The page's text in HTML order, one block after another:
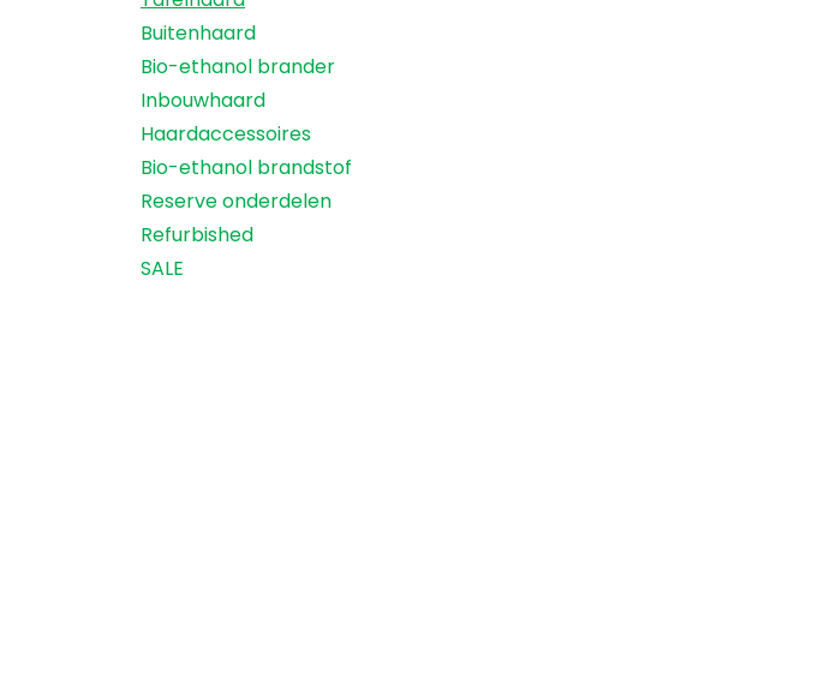
Buitenhaard
Bio-ethanol brander
Inbouwhaard
Haardaccessoires
Bio-ethanol brandstof
Reserve onderdelen
Refurbished
SALE